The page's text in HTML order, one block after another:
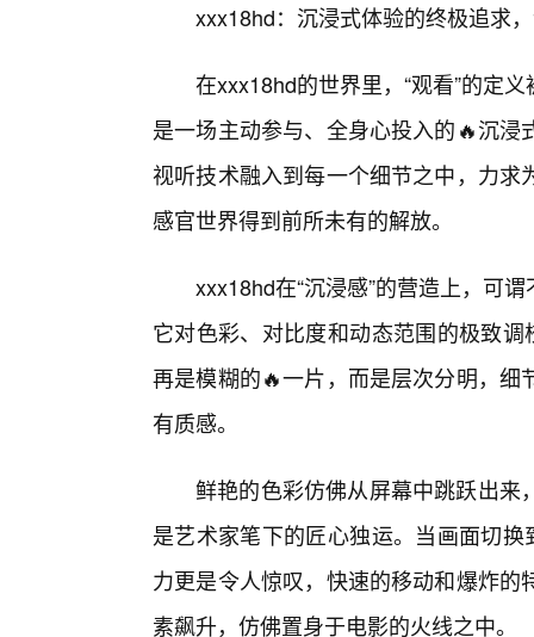
xxx18hd：沉浸式体验的终极追求
在xxx18hd的世界里，“观看”的定
是一场主动参与、全身心投入的🔥沉
视听技术融入到每一个细节之中，力
感官世界得到前所未有的解放。
xxx18hd在“沉浸感”的营造上，可
它对色彩、对比度和动态范围的极致
再是模糊的🔥一片，而是层次分明，
有质感。
鲜艳的色彩仿佛从屏幕中跳跃出来
是艺术家笔下的匠心独运。当画面切
力更是令人惊叹，快速的移动和爆炸
素飙升，仿佛置身于电影的火线之中。